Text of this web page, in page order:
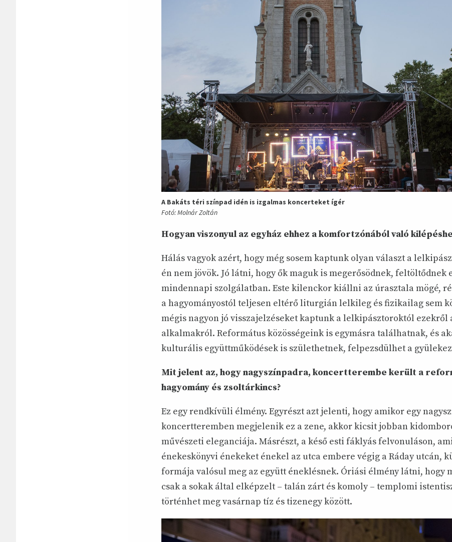
A Bakáts téri színpad idén is izgalmas koncerteket ígér
Fotó: Molnár Zoltán
Hogyan viszonyul az egyház ehhez a komfortzónából való
Hálás vagyok azért, hogy még sosem kaptunk olyan választ a
én nem jövök. Jó látni, hogy ők maguk is megerősödnek, feltöltődnek
mindennapi szolgálatban. Este kilenckor kiállni az úrasztala mögé,
a hagyományostól teljesen eltérő liturgián lelkileg és fizikailag sem
mégis nagyon jó visszajelzéseket kaptunk a lelkipásztoroktól ezekről
alkalmakról. Református közösségeink is egymásra találhatnak, és
kulturális együttműködések is születhetnek, felpezsdülhet a
Mit jelent az, hogy nagyszínpadra, koncertterembe került a
hagyomány és zsoltárkincs?
Ez egy rendkívüli élmény. Egyrészt azt jelenti, hogy amikor egy
koncertteremben megjelenik ez a zene, akkor kicsit jobban
művészeti eleganciája. Másrészt, a késő esti fáklyás felvonuláson,
énekeskönyvi énekeket énekel az utca embere végig a Ráday utcán,
formája valósul meg az együtt éneklésnek. Óriási élmény látni, hogy
csak a sokak által elképzelt – talán zárt és komoly – templomi
történhet meg vasárnap tíz és tizenegy között.